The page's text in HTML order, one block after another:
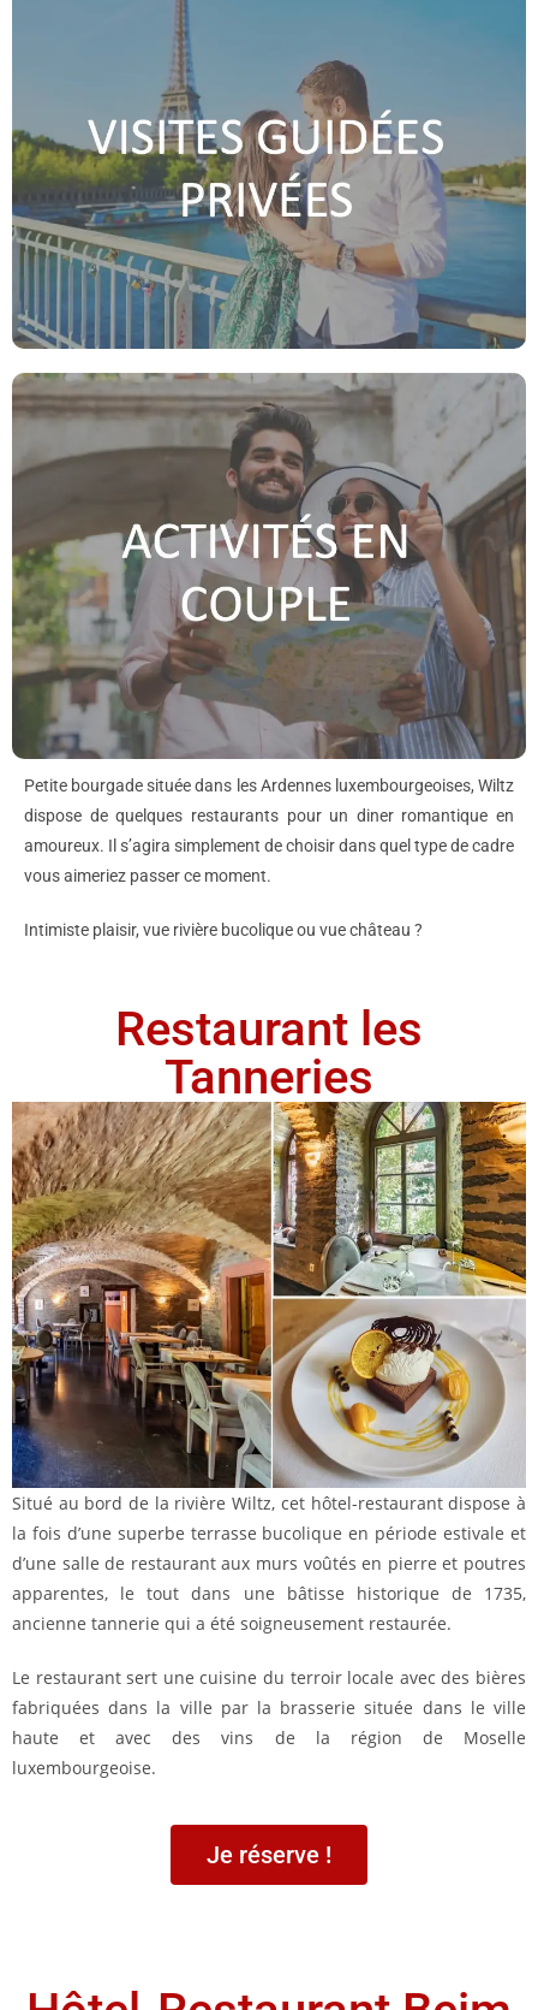
Petite bourgade située dans les Ardennes luxembourgeoises, Wiltz
dispose de quelques restaurants pour un diner romantique en
amoureux. Il s’agira simplement de choisir dans quel type de cadre
vous aimeriez passer ce moment.
Intimiste plaisir, vue rivière bucolique ou vue château ?
Restaurant les
Tanneries
Situé au bord de la rivière Wiltz, cet hôtel-restaurant dispose à
la fois d’une superbe terrasse bucolique en période estivale et
d’une salle de restaurant aux murs voûtés en pierre et poutres
apparentes, le tout dans une bâtisse historique de 1735,
ancienne tannerie qui a été soigneusement restaurée.
Le restaurant sert une cuisine du terroir locale avec des bières
fabriquées dans la ville par la brasserie située dans le ville
haute et avec des vins de la région de Moselle
luxembourgeoise.
Je réserve !